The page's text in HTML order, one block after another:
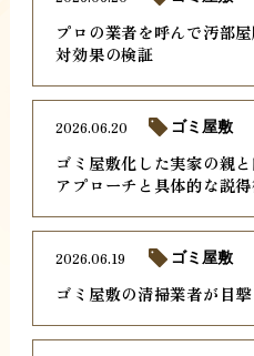
プロの業者を呼んで汚部
対効果の検証
ゴミ屋敷化した実家の親
アプローチと具体的な説
2026.06.20 ゴミ屋敷
ゴミ屋敷の清掃業者が目
2026.06.19 ゴミ屋敷